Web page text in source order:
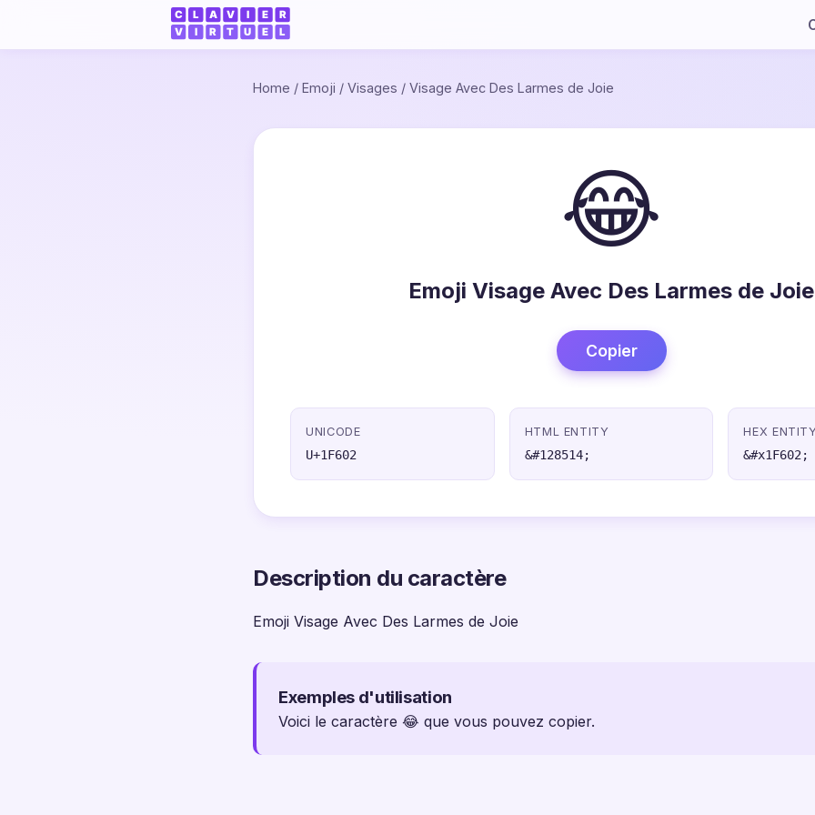
Home / Emoji / Visages / Visage Avec Des Larmes de Joie
😂
Emoji Visage Avec Des Larmes de Joie
Copier
UNICODE
U+1F602
HTML ENTITY
&#128514;
HEX
&#x1F602;
Description du caractère
Emoji Visage Avec Des Larmes de Joie
Exemples d'utilisation
Voici le caractère 😂 que vous pouvez copier.